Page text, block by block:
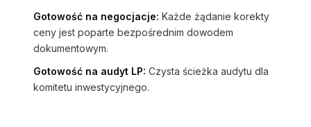
Gotowość na negocjacje: Każde żądanie korekty
ceny jest poparte bezpośrednim dowodem
dokumentowym.
Gotowość na audyt LP: Czysta ścieżka audytu dla
komitetu inwestycyjnego.